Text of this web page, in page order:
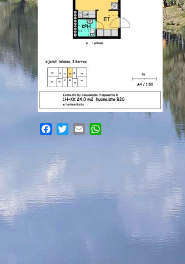
FacebookTwitterEmail